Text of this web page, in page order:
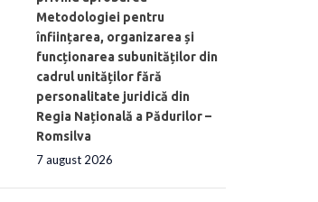
Metodologiei pentru
înființarea, organizarea și
funcționarea subunităților din
cadrul unităților fără
personalitate juridică din
Regia Națională a Pădurilor –
Romsilva
7 august 2026